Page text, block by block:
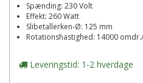
Spænding: 230 Volt
Effekt: 260 Watt
Slibetallerken-Ø: 125 mm
Rotationshastighed: 14000
Leveringstid: 1-2 hverdage